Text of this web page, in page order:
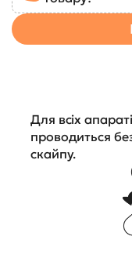
Для всіх
проводиться
скайпу.